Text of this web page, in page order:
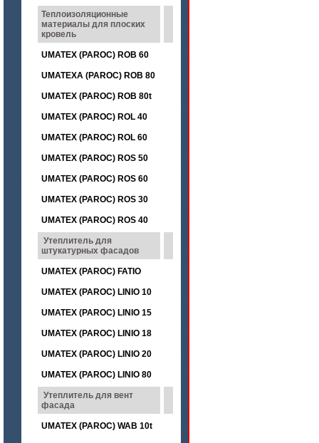
Теплоизоляционные
материалы для плоских
кровель
UMATEX (PAROC) ROB 60
UMATEXA (PAROC) ROB 80
UMATEX (PAROC) ROB 80t
UMATEX (PAROC) ROL 40
UMATEX (PAROC) ROL 60
UMATEX (PAROC) ROS 50
UMATEX (PAROC) ROS 60
UMATEX (PAROC) ROS 30
UMATEX (PAROC) ROS 40
Утеплитель для
штукатурных фасадов
UMATEX (PAROC) FATIO
UMATEX (PAROC) LINIO 10
UMATEX (PAROC) LINIO 15
UMATEX (PAROC) LINIO 18
UMATEX (PAROC) LINIO 20
UMATEX (PAROC) LINIO 80
Утеплитель для вент
фасада
UMATEX (PAROC) WAB 10t